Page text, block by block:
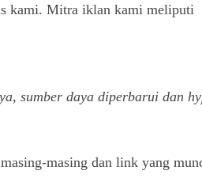
kami. Mitra iklan kami meliputi
sumber daya diperbarui dan
masing dan link yang